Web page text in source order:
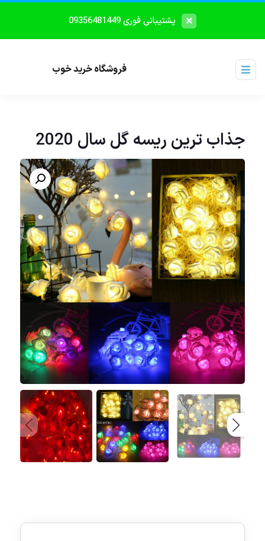
پشتیبانی فوری 09356481449
فروشگاه خرید خوب
جذاب ترین ریسه گل سال 2020